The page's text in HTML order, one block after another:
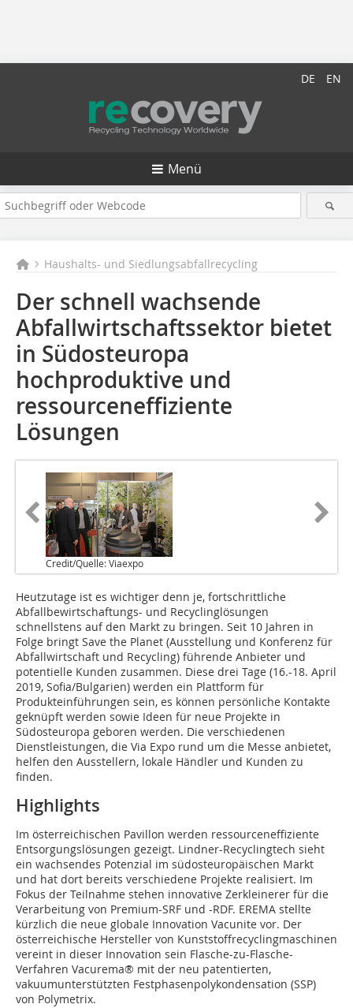
DE EN
Menü
Haushalts- und Siedlungsabfallrecycling
Der schnell wachsende
Abfallwirtschaftssektor bietet
in Südosteuropa
hochproduktive und
ressourceneffiziente
Lösungen
Credit/Quelle: Viaexpo
Heutzutage ist es wichtiger denn je, fortschrittliche
Abfallbewirtschaftungs- und Recyclinglösungen
schnellstens auf den Markt zu bringen. Seit 10 Jahren in
Folge bringt Save the Planet (Ausstellung und Konferenz für
Abfallwirtschaft und Recycling) führende Anbieter und
potentielle Kunden zusammen. Diese drei Tage (16.-18. April
2019, Sofia/Bulgarien) werden ein Plattform für
Produkteinführungen sein, es können persönliche Kontakte
geknüpft werden sowie Ideen für neue Projekte in
Südosteuropa geboren werden. Die verschiedenen
Dienstleistungen, die Via Expo rund um die Messe anbietet,
helfen den Ausstellern, lokale Händler und Kunden zu
finden.
Highlights
Im österreichischen Pavillon werden ressourceneffiziente
Entsorgungslösungen gezeigt. Lindner-Recyclingtech sieht
ein wachsendes Potenzial im südosteuropäischen Markt
und hat dort bereits verschiedene Projekte realisiert. Im
Fokus der Teilnahme stehen innovative Zerkleinerer für die
Verarbeitung von Premium-SRF und -RDF. EREMA stellte
kürzlich die neue globale Innovation Vacunite vor. Der
österreichische Hersteller von Kunststoffrecyclingmaschinen
vereint in dieser Innovation sein Flasche-zu-Flasche-
Verfahren Vacurema® mit der neu patentierten,
vakuumunterstützten Festphasenpolykondensation (SSP)
von Polymetrix.